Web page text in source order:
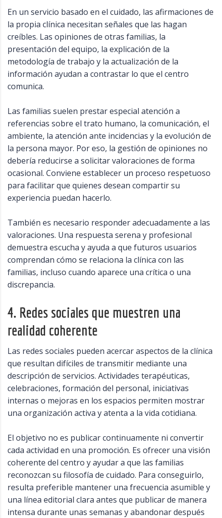
En un servicio basado en el cuidado, las afirmaciones de
la propia clínica necesitan señales que las hagan
creíbles. Las opiniones de otras familias, la
presentación del equipo, la explicación de la
metodología de trabajo y la actualización de la
información ayudan a contrastar lo que el centro
comunica.
Las familias suelen prestar especial atención a
referencias sobre el trato humano, la comunicación, el
ambiente, la atención ante incidencias y la evolución de
la persona mayor. Por eso, la gestión de opiniones no
debería reducirse a solicitar valoraciones de forma
ocasional. Conviene establecer un proceso respetuoso
para facilitar que quienes desean compartir su
experiencia puedan hacerlo.
También es necesario responder adecuadamente a las
valoraciones. Una respuesta serena y profesional
demuestra escucha y ayuda a que futuros usuarios
comprendan cómo se relaciona la clínica con las
familias, incluso cuando aparece una crítica o una
discrepancia.
4. Redes sociales que muestren una
realidad coherente
Las redes sociales pueden acercar aspectos de la clínica
que resultan difíciles de transmitir mediante una
descripción de servicios. Actividades terapéuticas,
celebraciones, formación del personal, iniciativas
internas o mejoras en los espacios permiten mostrar
una organización activa y atenta a la vida cotidiana.
El objetivo no es publicar continuamente ni convertir
cada actividad en una promoción. Es ofrecer una visión
coherente del centro y ayudar a que las familias
reconozcan su filosofía de cuidado. Para conseguirlo,
resulta preferible mantener una frecuencia asumible y
una línea editorial clara antes que publicar de manera
intensa durante unas semanas y abandonar después